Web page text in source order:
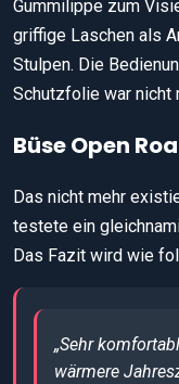
Gummilippe zum
griffige Laschen als
Stulpen. Die
Schutzfolie war nicht
Büse Open
Das nicht mehr
testete ein
Das Fazit wird wie
„Sehr
wärmere